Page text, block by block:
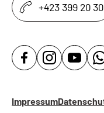
+423 399 20 30
Impressum